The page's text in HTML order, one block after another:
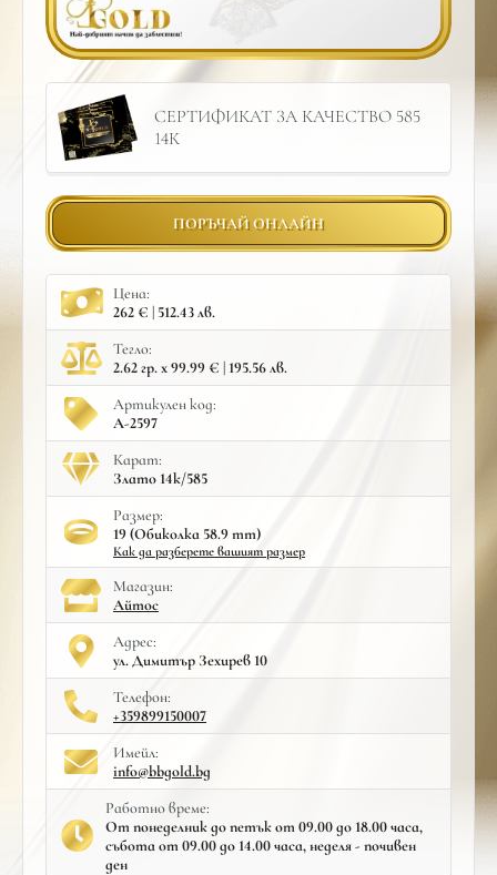
СЕРТИФИКАТ ЗА КАЧЕСТВО 585
14К
ПОРЪЧАЙ ОНЛАЙН
Цена:
262 € | 512.43 лв.
Тегло:
2.62 гр. x 99.99 € | 195.56 лв.
Артикулен код:
A-2597
Карат:
Злато 14к/585
Размер:
19 (Обиколка 58.9 mm)
Как да разберете вашият размер
Mагазин:
Айтос
Адрес:
ул. Димитър Зехирев 10
Телефон:
+359899150007
Имейл:
info@bbgold.bg
Работно време:
От понеделник до петък от 09.00 до 18.00 часа,
събота от 09.00 до 14.00 часа, неделя - почивен
ден